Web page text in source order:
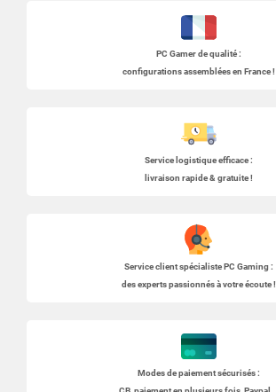
PC Gamerde qualité :
configurations assemblées en France !
Service logistique efficace :
livraison rapide & gratuite !
Service client spécialiste PC Gaming:
des experts passionnés à votre écoute !
Modes de paiement sécurisés :